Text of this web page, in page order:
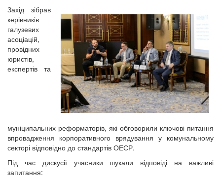
Захід зібрав
керівників
галузевих
асоціацій,
провідних
юристів,
експертів та
муніципальних реформаторів, які обговорили ключові питання
впровадження корпоративного врядування у комунальному
секторі відповідно до стандартів ОЕСР.
Під час дискусії учасники шукали відповіді на важливі
запитання: